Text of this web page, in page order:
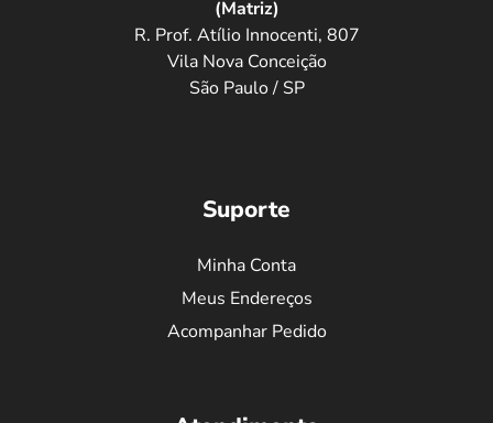
(Matriz)
R. Prof. Atílio Innocenti, 807
Vila Nova Conceição
São Paulo / SP
Suporte
Minha Conta
Meus Endereços
Acompanhar Pedido